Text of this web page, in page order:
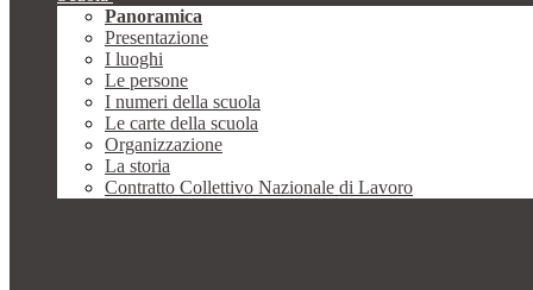
Panoramica
Presentazione
I luoghi
Le persone
I numeri della scuola
Le carte della scuola
Organizzazione
La storia
Contratto Collettivo Nazionale di Lavoro